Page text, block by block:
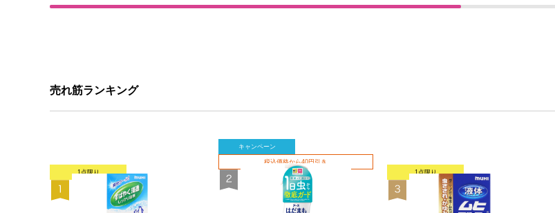
売れ筋ランキング
1点限り
キャンペーン
税込価格から40円引き
1点限り